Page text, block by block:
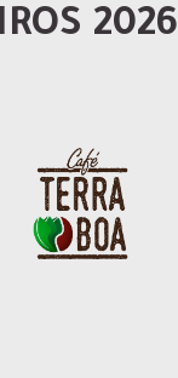
2026